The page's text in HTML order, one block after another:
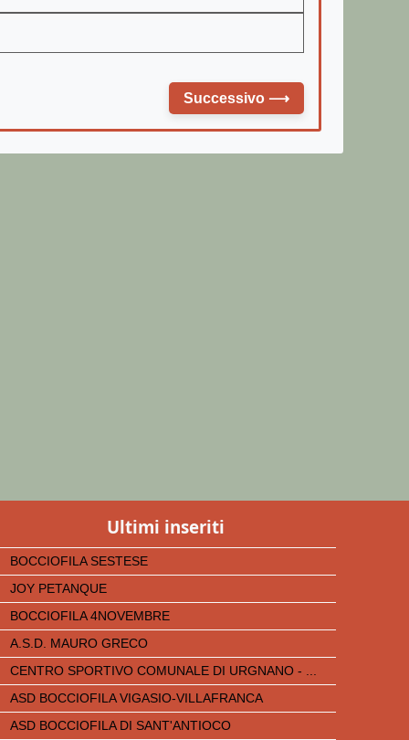
Successivo ⟶
Ultimi inseriti
BOCCIOFILA SESTESE
JOY PETANQUE
BOCCIOFILA 4NOVEMBRE
A.S.D. MAURO GRECO
CENTRO SPORTIVO COMUNALE DI URGNANO - ...
ASD BOCCIOFILA VIGASIO-VILLAFRANCA
ASD BOCCIOFILA DI SANT'ANTIOCO